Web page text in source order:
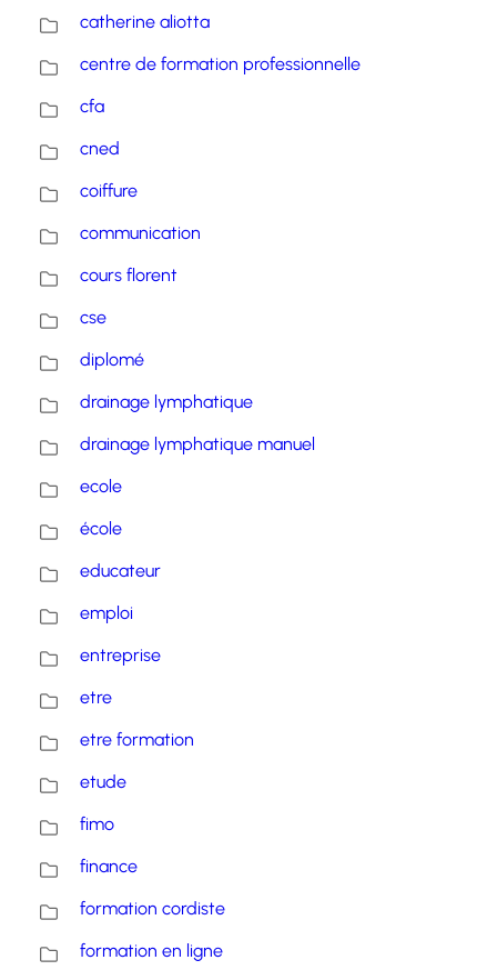
catherine aliotta
centre de formation professionnelle
cfa
cned
coiffure
communication
cours florent
cse
diplomé
drainage lymphatique
drainage lymphatique manuel
ecole
école
educateur
emploi
entreprise
etre
etre formation
etude
fimo
finance
formation cordiste
formation en ligne